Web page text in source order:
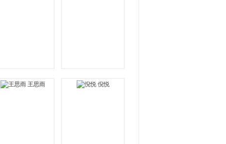
王思雨 倪悦